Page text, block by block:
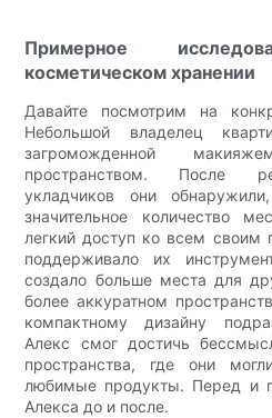
Примерное
косметическом хранении
Давайте посмотрим на
Небольшой владелец
загроможденной
пространством. После
укладчиков они
значительное количество
легкий доступ ко всем своим
поддерживало их
создало больше места для
более аккуратном
компактному дизайну
Алекс смог достичь
пространства, где они
любимые продукты. Перед и
Алекса до и после.